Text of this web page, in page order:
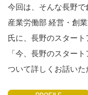
今回は、そんな長野
産業労働部 経営・創
氏に、長野のスタート
「今、長野のスター
ついて詳しくお話いた